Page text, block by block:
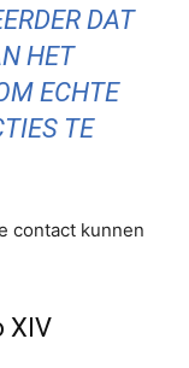
DAT
HET
ECHTE
TE
contact kunnen
XIV